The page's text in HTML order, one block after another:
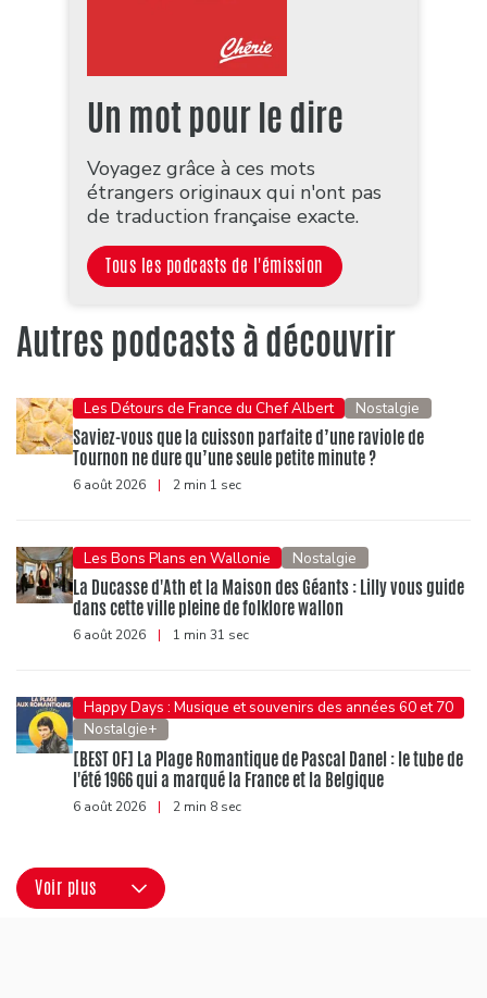
Un mot pour le dire
Voyagez grâce à ces mots
étrangers originaux qui n'ont pas
de traduction française exacte.
Tous les podcasts de l'émission
Autres podcasts à découvrir
Les Détours de France du Chef Albert Nostalgie
Saviez-vous que la cuisson parfaite d’une raviole de
Tournon ne dure qu’une seule petite minute ?
6 août 2026 | 2 min 1 sec
Les Bons Plans en Wallonie Nostalgie
La Ducasse d'Ath et la Maison des Géants : Lilly vous guide
dans cette ville pleine de folklore wallon
6 août 2026 | 1 min 31 sec
Happy Days : Musique et souvenirs des années 60 et 70
Nostalgie+
[BEST OF] La Plage Romantique de Pascal Danel : le tube de
l'été 1966 qui a marqué la France et la Belgique
6 août 2026 | 2 min 8 sec
Voir plus